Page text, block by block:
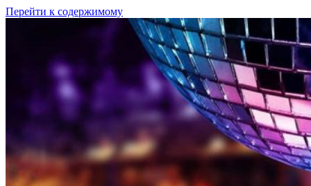
Перейти к содержимому